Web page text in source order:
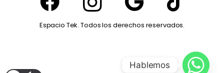
Espacio Tek. Todos los derechos reservados.
Hablemos